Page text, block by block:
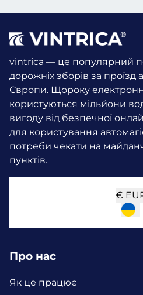
vintrica — це популярний
дорожніх зборів за проїзд
Європи. Щороку
користуються мільйони
вигоду від безпечної
для користування
потреби чекати на
пунктів.
€
Про нас
Як це працює